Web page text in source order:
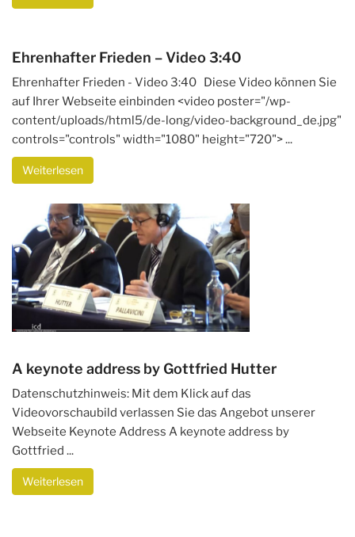
Ehrenhafter Frieden – Video 3:40
Ehrenhafter Frieden - Video 3:40 Diese Video können Sie
auf Ihrer Webseite einbinden <video poster="/wp-
content/uploads/html5/de-long/video-background_de.jpg"
controls="controls" width="1080" height="720"> ...
Weiterlesen
A keynote address by Gottfried Hutter
Datenschutzhinweis: Mit dem Klick auf das
Videovorschaubild verlassen Sie das Angebot unserer
Webseite Keynote Address A keynote address by
Gottfried ...
Weiterlesen